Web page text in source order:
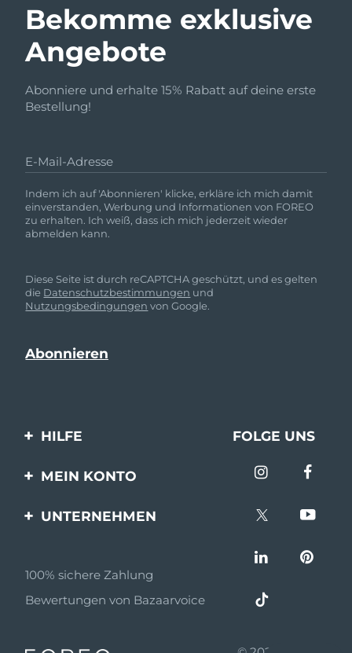
Bekomme exklusive
Angebote
Abonniere und erhalte 15% Rabatt auf deine erste
Bestellung!
E-Mail-Adresse
Indem ich auf 'Abonnieren' klicke, erkläre ich mich damit
einverstanden, Werbung und Informationen von FOREO
zu erhalten. Ich weiß, dass ich mich jederzeit wieder
abmelden kann.
Diese Seite ist durch reCAPTCHA geschützt, und es gelten
die Datenschutzbestimmungen und
Nutzungsbedingungen von Google.
HILFE
Kontaktiere uns
FOLGE UNS
MEIN KONTO
UNTERNEHMEN
Partnerprogramm
Partner Nachrichten
100% sichere Zahlung
Bewertungen von Bazaarvoice